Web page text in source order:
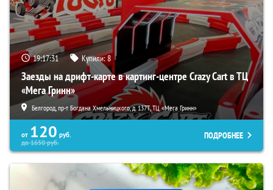
19:17:30 Купили:8
Заезды на дрифт-карте в картинг-центре Crazy Cart в ТЦ
«Мега Гринн»
Белгород, пр-т Богдана Хмельницкого, д. 137Т, ТЦ «Мега Гринн»
от 120 руб.
до1650руб.
ПОДРОБНЕЕ